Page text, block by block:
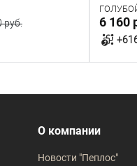
руб. 6 160
О компании
Новости "Пеплос"